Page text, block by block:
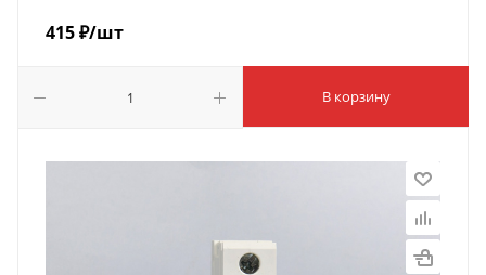
415₽/шт
В корзину